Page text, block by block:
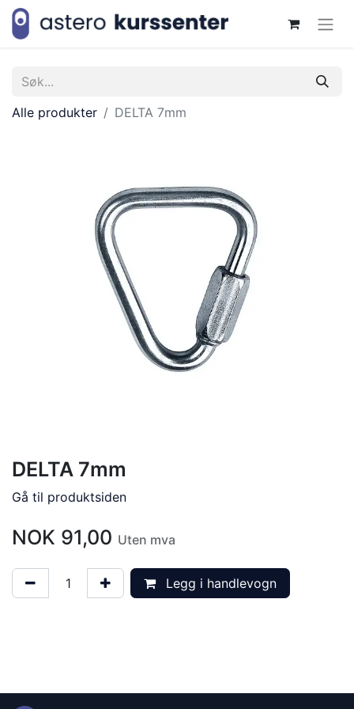
Alle produkter DELTA 7mm
DELTA 7mm
Gå til produktsiden
NOK 91,00 Uten mva
Legg i handlevogn